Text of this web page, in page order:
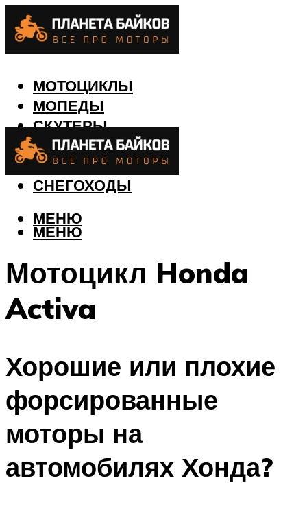
МОТОЦИКЛЫ
МОПЕДЫ
СКУТЕРЫ
КВАДРОЦИКЛЫ
ЛОДКИ
СНЕГОХОДЫ
МЕНЮ
МЕНЮ
Мотоцикл Honda
Activa
Хорошие или плохие
форсированные
моторы на
автомобилях Хонда?